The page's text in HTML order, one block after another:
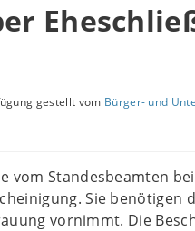
gestellt vom Bürger- und
vom Standesbeamten
Sie benötigen
vornimmt. Die